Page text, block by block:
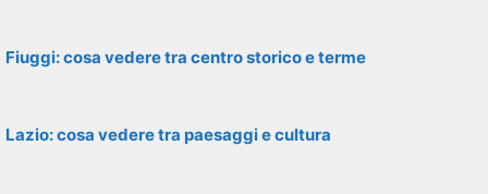
Fiuggi: cosa vedere tra centro storico e terme
Lazio: cosa vedere tra paesaggi e cultura